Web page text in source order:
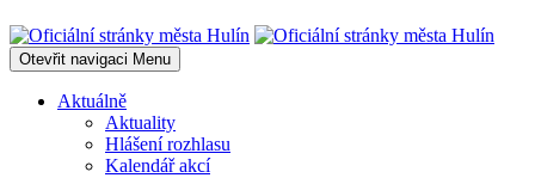
Otevřit navigaci Menu
Aktuálně
Aktuality
Hlášení rozhlasu
Kalendář akcí